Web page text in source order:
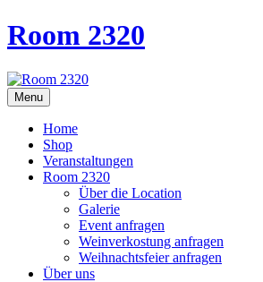
Room 2320
Menu
Home
Shop
Veranstaltungen
Room 2320
Über die Location
Galerie
Event anfragen
Weinverkostung anfragen
Weihnachtsfeier anfragen
Über uns